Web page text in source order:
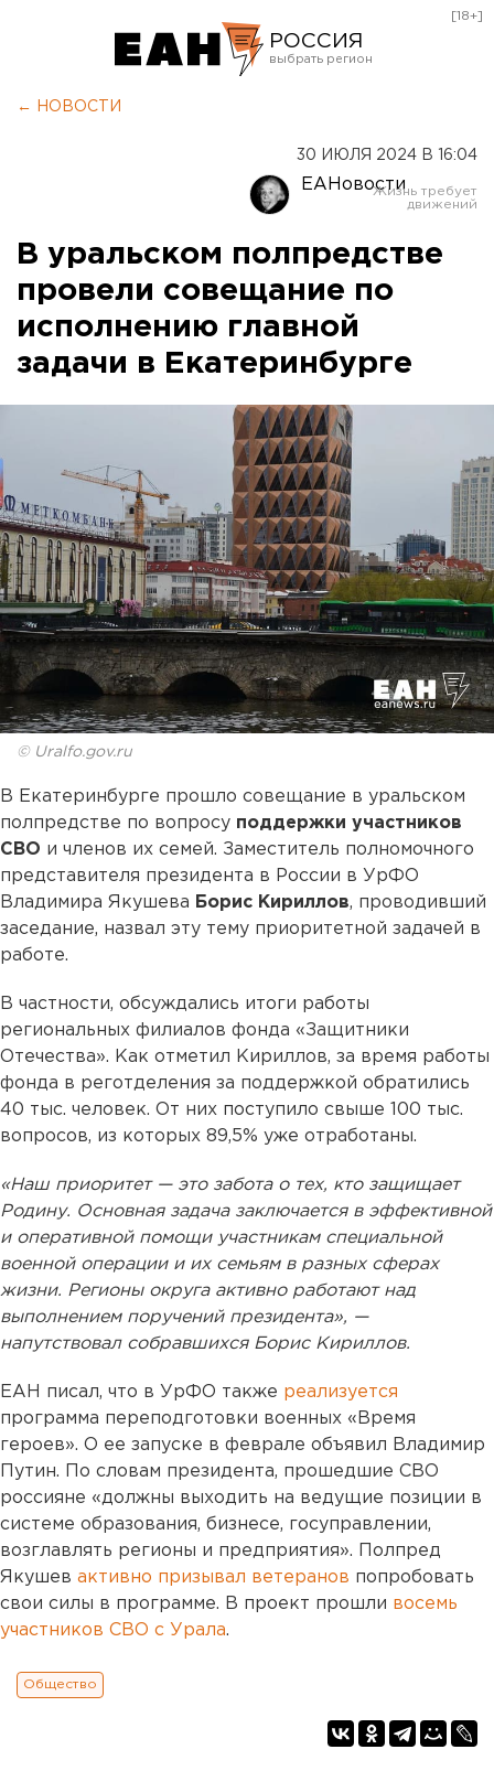
РОССИЯ
Оренбург
[18+]
← НОВОСТИ
30 ИЮЛЯ 2024 В 16:04
ЕАНовости
В уральском полпредстве
провели совещание по
исполнению главной
задачи в Екатеринбурге
© Uralfo.gov.ru
В Екатеринбурге прошло совещание в уральском
полпредстве по вопросу поддержки участников
СВО и членов их семей. Заместитель полномочного
представителя президента в России в УрФО
Владимира Якушева Борис Кириллов, проводивший
заседание, назвал эту тему приоритетной задачей в
работе.
В частности, обсуждались итоги работы
региональных филиалов фонда «Защитники
Отечества». Как отметил Кириллов, за время работы
фонда в реготделения за поддержкой обратились
40 тыс. человек. От них поступило свыше 100 тыс.
вопросов, из которых 89,5% уже отработаны.
«Наш приоритет — это забота о тех, кто защищает
Родину. Основная задача заключается в эффективной
и оперативной помощи участникам специальной
военной операции и их семьям в разных сферах
жизни. Регионы округа активно работают над
выполнением поручений президента», —
напутствовал собравшихся Борис Кириллов.
ЕАН писал, что в УрФО также реализуется
программа переподготовки военных «Время
героев». О ее запуске в феврале объявил Владимир
Путин. По словам президента, прошедшие СВО
россияне «должны выходить на ведущие позиции в
системе образования, бизнесе, госуправлении,
возглавлять регионы и предприятия». Полпред
Якушев активно призывал ветеранов попробовать
свои силы в программе. В проект прошли восемь
участников СВО с Урала.
Общество